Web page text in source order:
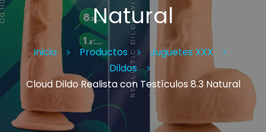
Natural
Inicio Productos
Juguetes XXX
Dildos
Cloud Dildo Realista con Testículos 8.3 Natural